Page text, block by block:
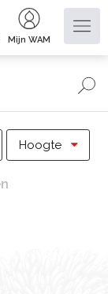
Mijn WAM
Hoogte